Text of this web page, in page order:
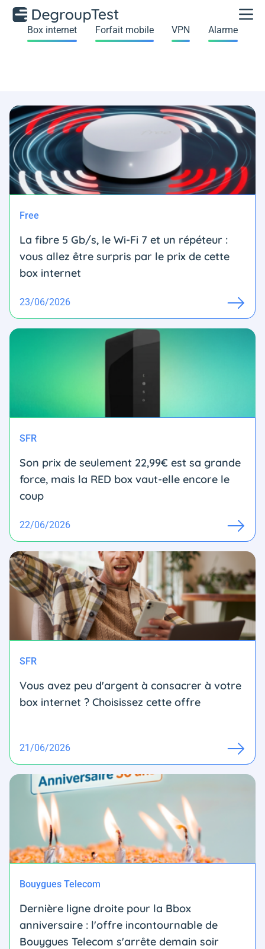
Box internet Forfait mobile VPN Alarme
Free
La fibre 5 Gb/s, le Wi-Fi 7 et un répéteur :
vous allez être surpris par le prix de cette
box internet
23/06/2026
SFR
Son prix de seulement 22,99€ est sa grande
force, mais la RED box vaut-elle encore le
coup
22/06/2026
SFR
Vous avez peu d'argent à consacrer à votre
box internet ? Choisissez cette offre
21/06/2026
Bouygues Telecom
Dernière ligne droite pour la Bbox
anniversaire : l'offre incontournable de
Bouygues Telecom s'arrête demain soir